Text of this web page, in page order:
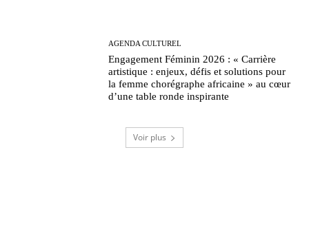
AGENDA CULTUREL
Engagement Féminin 2026 : « Carrière
artistique : enjeux, défis et solutions pour
la femme chorégraphe africaine » au cœur
d’une table ronde inspirante
Voir plus